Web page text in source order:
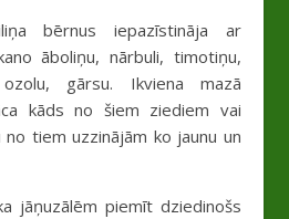
bērnus iepazīstināja ar
āboliņu, nārbuli, timotiņu,
gārsu. Ikviena mazā
kāds no šiem ziediem vai
tiem uzzinājām ko jaunu un
jāņuzālēm piemīt dziedinošs